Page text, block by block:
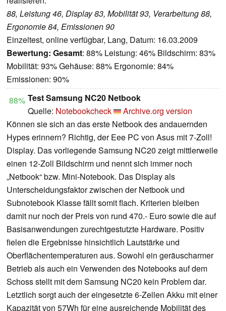
88, Leistung 46, Display 83, Mobilität 93, Verarbeitung 88,
Ergonomie 84, Emissionen 90
Einzeltest, online verfügbar, Lang, Datum: 16.03.2009
Bewertung: Gesamt: 88% Leistung: 46% Bildschirm: 83%
Mobilität: 93% Gehäuse: 88% Ergonomie: 84%
Emissionen: 90%
88% Test Samsung NC20 Netbook
Quelle: Notebookcheck
Archive.org version
Können sie sich an das erste Netbook des andauernden
Hypes erinnern? Richtig, der Eee PC von Asus mit 7-Zoll!
Display. Das vorliegende Samsung NC20 zeigt mittlerweile
einen 12-Zoll Bildschirm und nennt sich immer noch
„Netbook“ bzw. Mini-Notebook. Das Display als
Unterscheidungsfaktor zwischen der Netbook und
Subnotebook Klasse fällt somit flach. Kriterien bleiben
damit nur noch der Preis von rund 470.- Euro sowie die auf
Basisanwendungen zurechtgestutzte Hardware. Positiv
fielen die Ergebnisse hinsichtlich Lautstärke und
Oberflächentemperaturen aus. Sowohl ein geräuscharmer
Betrieb als auch ein Verwenden des Notebooks auf dem
Schoss stellt mit dem Samsung NC20 kein Problem dar.
Letztlich sorgt auch der eingesetzte 6-Zellen Akku mit einer
Kapazität von 57Wh für eine ausreichende Mobilität des